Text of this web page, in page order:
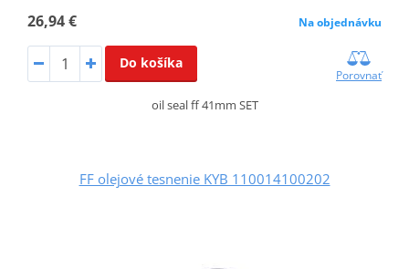
26,94 € Na objednávku
Do košíka
Porovnať
oil seal ff 41mm SET
FF olejové tesnenie KYB 110014100202